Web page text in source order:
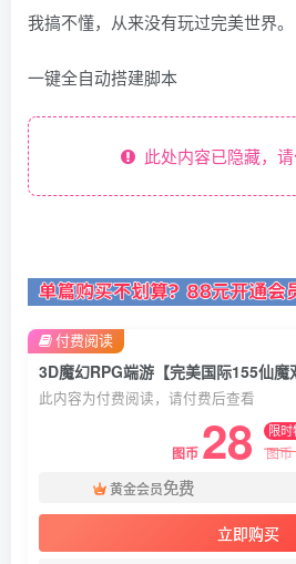
我搞不懂，从来没有玩过完美世界。
一键全自动搭建脚本
此处内容已隐藏，请
此内容为付费阅读，请付费后查看
图币 28 限时
图币
黄金会员免费
立即购买
付费阅读